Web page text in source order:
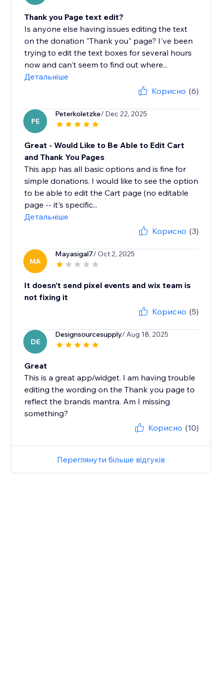
Thank you Page text edit?
Is anyone else having issues editing the text
on the donation "Thank you" page? I've been
trying to edit the text boxes for several hours
now and can't seem to find out where...
Детальніше
Корисно (6)
PE
Peterkoletzke/ Dec 22, 2025
Great - Would Like to Be Able to Edit Cart
and Thank You Pages
This app has all basic options and is fine for
simple donations. I would like to see the option
to be able to edit the Cart page (no editable
page -- it's specific...
Детальніше
Корисно (3)
MA
Mayasigal7/ Oct 2, 2025
It doesn't send pixel events and wix team is
not fixing it
Корисно (5)
DE
Designsourcesupply/ Aug 18, 2025
Great
This is a great app/widget. I am having trouble
editing the wording on the Thank you page to
reflect the brands mantra. Am I missing
something?
Корисно (10)
Переглянути більше відгуків